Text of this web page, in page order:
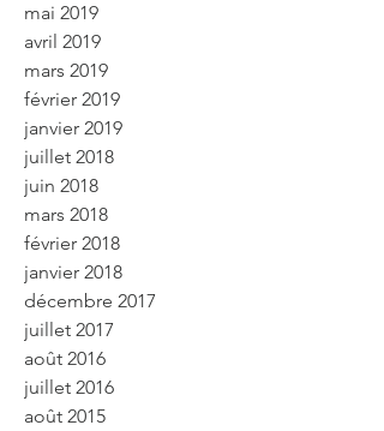
mai 2019
avril 2019
mars 2019
février 2019
janvier 2019
juillet 2018
juin 2018
mars 2018
février 2018
janvier 2018
décembre 2017
juillet 2017
août 2016
juillet 2016
août 2015